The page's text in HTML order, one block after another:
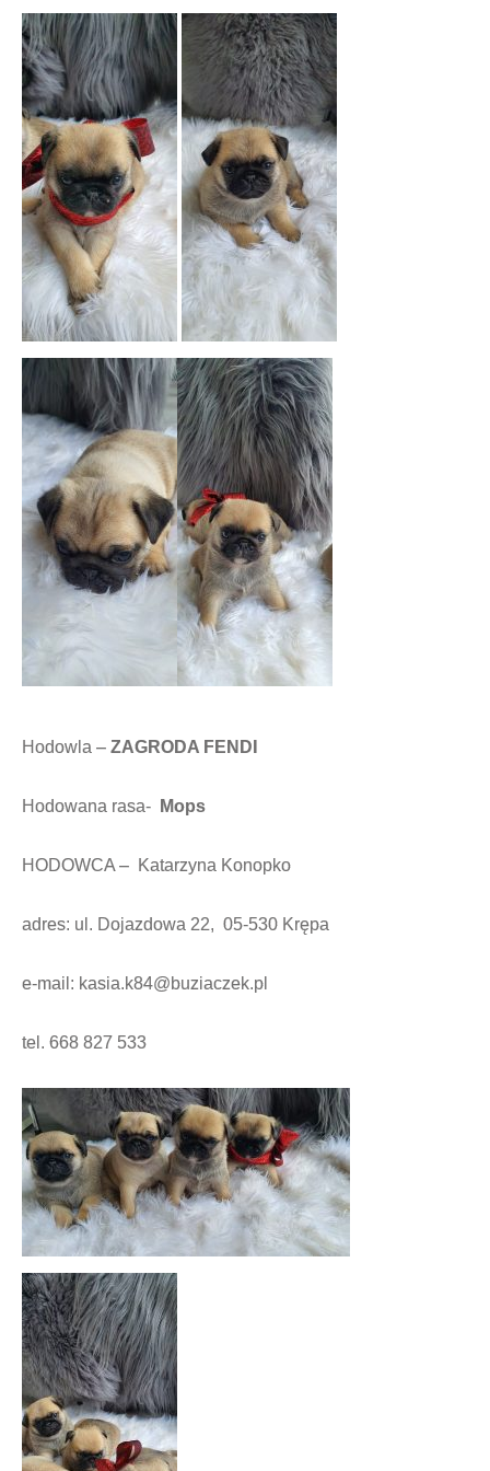
Hodowla – ZAGRODA FENDI
Hodowana rasa- Mops
HODOWCA – Katarzyna Konopko
adres: ul. Dojazdowa 22, 05-530 Krępa
e-mail: kasia.k84@buziaczek.pl
tel. 668 827 533